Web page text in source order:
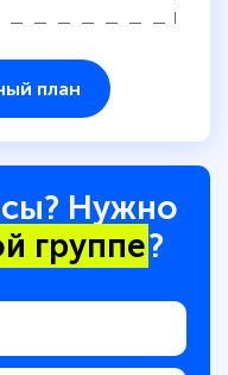
план
Нужно
группе?